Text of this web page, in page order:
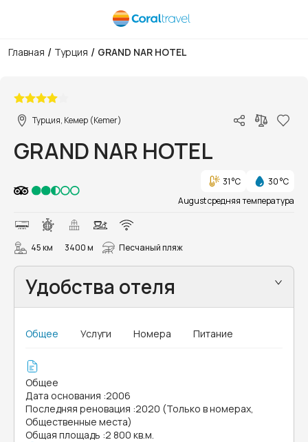
Главная / Турция / GRAND NAR HOTEL
Турция, Кемер (Kemer)
GRAND NAR HOTEL
31 °C
30 °C
August средняя температура
45 км 3400 м Песчаный пляж
Удобства отеля
Общее Услуги Номера Питание
Общее
Дата основания :2006
Последняя реновация :2020 (Только в номерах,
Общественные места)
Общая площадь :2 800 кв.м.